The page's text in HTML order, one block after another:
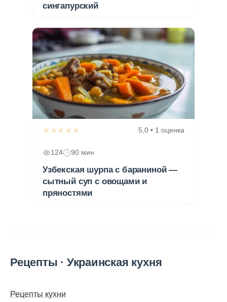
сингапурский
★★★★★ 5,0 • 1 оценка
124 90 мин
Узбекская шурпа с бараниной —
сытный суп с овощами и
пряностями
Рецепты · Украинская кухня
Рецепты кухни